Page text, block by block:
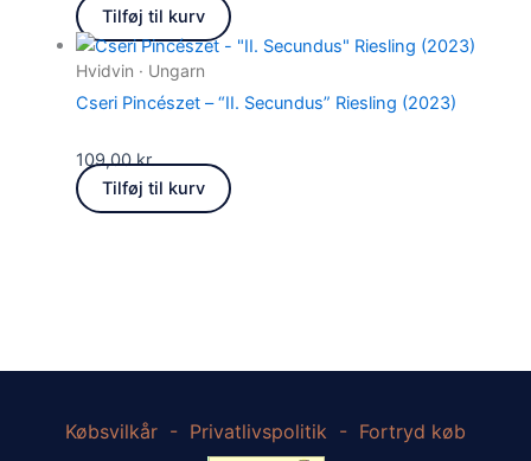
Tilføj til kurv
Hvidvin · Ungarn
Cseri Pincészet – “II. Secundus” Riesling (2023)
109,00kr.
Tilføj til kurv
Købsvilkår - Privatlivspolitik - Fortryd køb